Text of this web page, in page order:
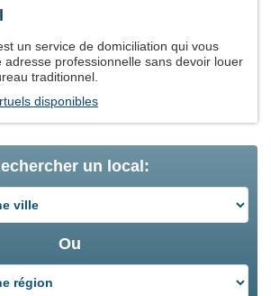
un service de domiciliation qui vous
adresse professionnelle sans devoir louer
traditionnel.
disponibles
un local:
Ou